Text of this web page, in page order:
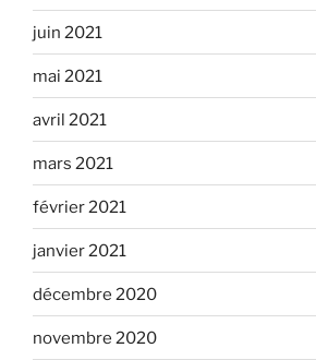
juin 2021
mai 2021
avril 2021
mars 2021
février 2021
janvier 2021
décembre 2020
novembre 2020